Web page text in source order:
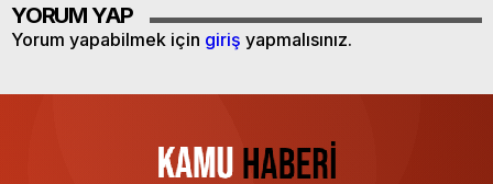
YORUM YAP
Yorum yapabilmek için giriş yapmalısınız.